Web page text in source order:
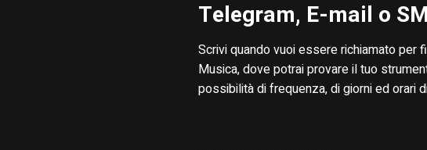
Telegram, E-mail o
Scrivi quando vuoi essere richiamato
Musica, dove potrai provare il tuo
possibilità di frequenza, di giorni ed orari